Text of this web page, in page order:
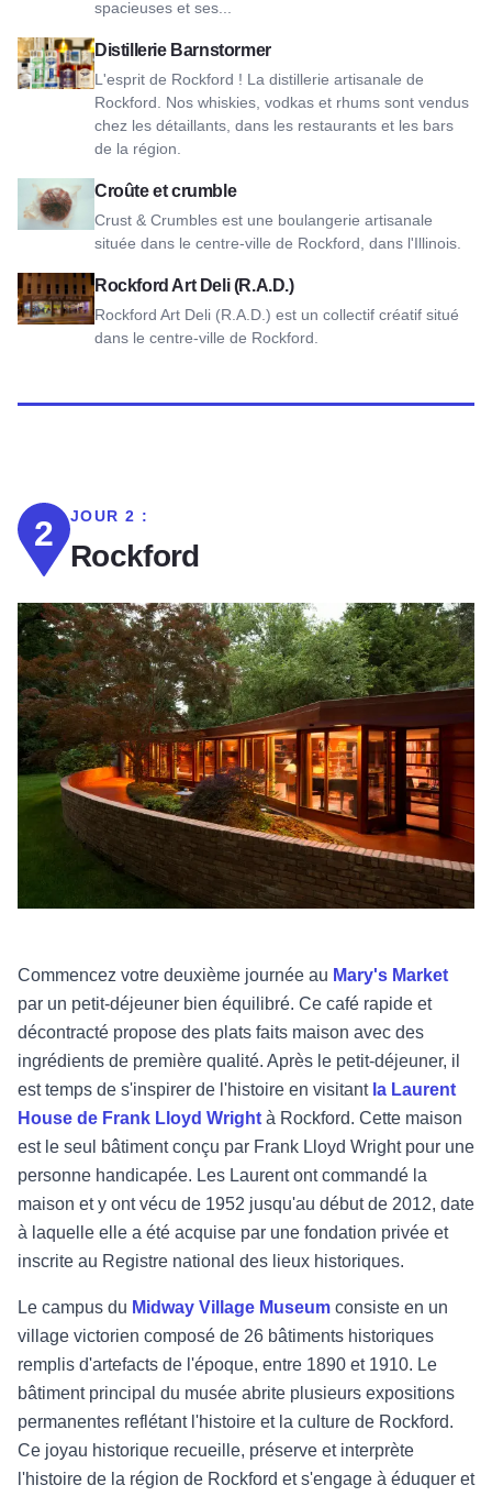
spacieuses et ses...
Distillerie Barnstormer
L'esprit de Rockford ! La distillerie artisanale de
Rockford. Nos whiskies, vodkas et rhums sont vendus
chez les détaillants, dans les restaurants et les bars
de la région.
Voir Barnstormer Distillery
Croûte et crumble
Crust & Crumbles est une boulangerie artisanale
située dans le centre-ville de Rockford, dans l'Illinois.
Voir Croutes et crumbles
Rockford Art Deli (R.A.D.)
Rockford Art Deli (R.A.D.) est un collectif créatif situé
dans le centre-ville de Rockford.
Voir Rockford Art Deli (R.A.D.)
2 JOUR 2 :
Rockford
Commencez votre deuxième journée au Mary's Market
par un petit-déjeuner bien équilibré. Ce café rapide et
décontracté propose des plats faits maison avec des
ingrédients de première qualité. Après le petit-déjeuner, il
est temps de s'inspirer de l'histoire en visitant la Laurent
House de Frank Lloyd Wright à Rockford. Cette maison
est le seul bâtiment conçu par Frank Lloyd Wright pour une
personne handicapée. Les Laurent ont commandé la
maison et y ont vécu de 1952 jusqu'au début de 2012, date
à laquelle elle a été acquise par une fondation privée et
inscrite au Registre national des lieux historiques.
Le campus du Midway Village Museum consiste en un
village victorien composé de 26 bâtiments historiques
remplis d'artefacts de l'époque, entre 1890 et 1910. Le
bâtiment principal du musée abrite plusieurs expositions
permanentes reflétant l'histoire et la culture de Rockford.
Ce joyau historique recueille, préserve et interprète
l'histoire de la région de Rockford et s'engage à éduquer et